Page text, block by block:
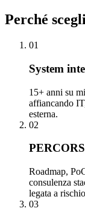
Perché
01
System
15+ anni su
affiancando
esterna.
02
Roadmap,
consulenza
legata a
03